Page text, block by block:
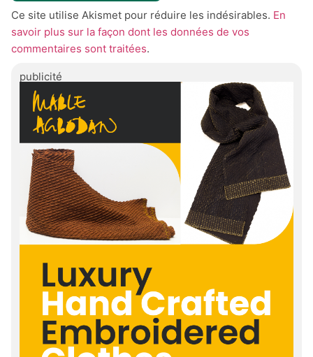
Ce site utilise Akismet pour réduire les indésirables. En
savoir plus sur la façon dont les données de vos
commentaires sont traitées.
publicité